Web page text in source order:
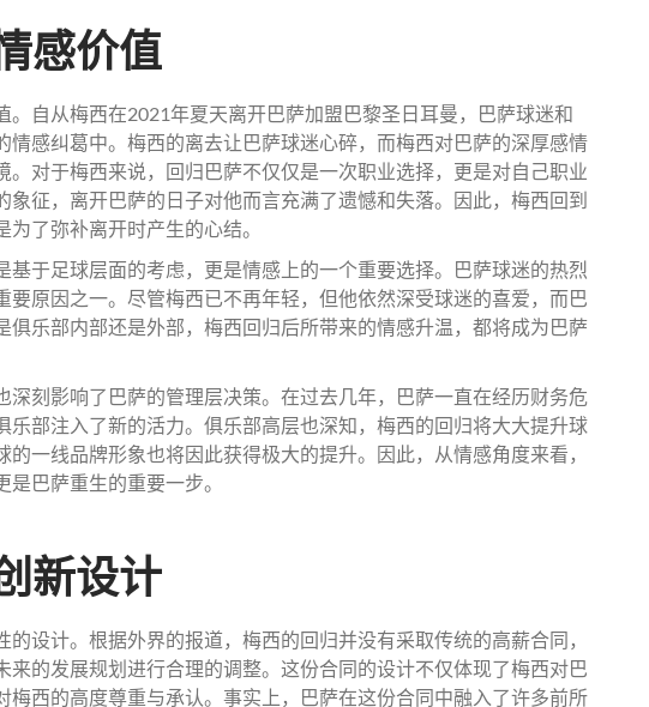
感价值
。自从梅西在2021年夏天离开巴萨加盟巴黎圣日耳曼，巴萨球迷和
情感纠葛中。梅西的离去让巴萨球迷心碎，而梅西对巴萨的深厚感情
。对于梅西来说，回归巴萨不仅仅是一次职业选择，更是对自己职业
象征，离开巴萨的日子对他而言充满了遗憾和失落。因此，梅西回到
了弥补离开时产生的心结。
基于足球层面的考虑，更是情感上的一个重要选择。巴萨球迷的热烈
要原因之一。尽管梅西已不再年轻，但他依然深受球迷的喜爱，而巴
俱乐部内部还是外部，梅西回归后所带来的情感升温，都将成为巴萨
深刻影响了巴萨的管理层决策。在过去几年，巴萨一直在经历财务危
乐部注入了新的活力。俱乐部高层也深知，梅西的回归将大大提升球
一线品牌形象也将因此获得极大的提升。因此，从情感角度来看，
巴萨重生的重要一步。
新设计
设计。根据外界的报道，梅西的回归并没有采取传统的高薪合同，
来的发展规划进行合理的调整。这份合同的设计不仅体现了梅西对巴
梅西的高度尊重与承认。事实上，巴萨在这份合同中融入了许多前所